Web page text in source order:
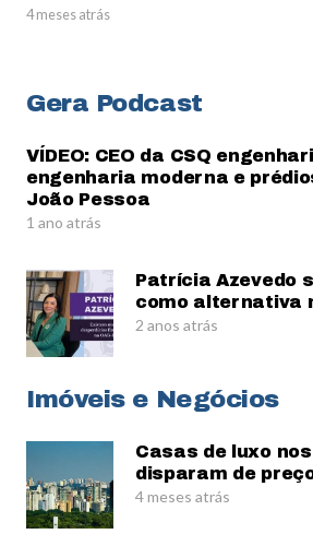
4 meses atrás
Gera Podcast
VÍDEO: CEO da CSQ
engenharia moderna e
João Pessoa
1 ano atrás
Patrícia Azevedo
como alternativa
2 anos atrás
Imóveis e Negócios
Casas de luxo
disparam de
4 meses atrás